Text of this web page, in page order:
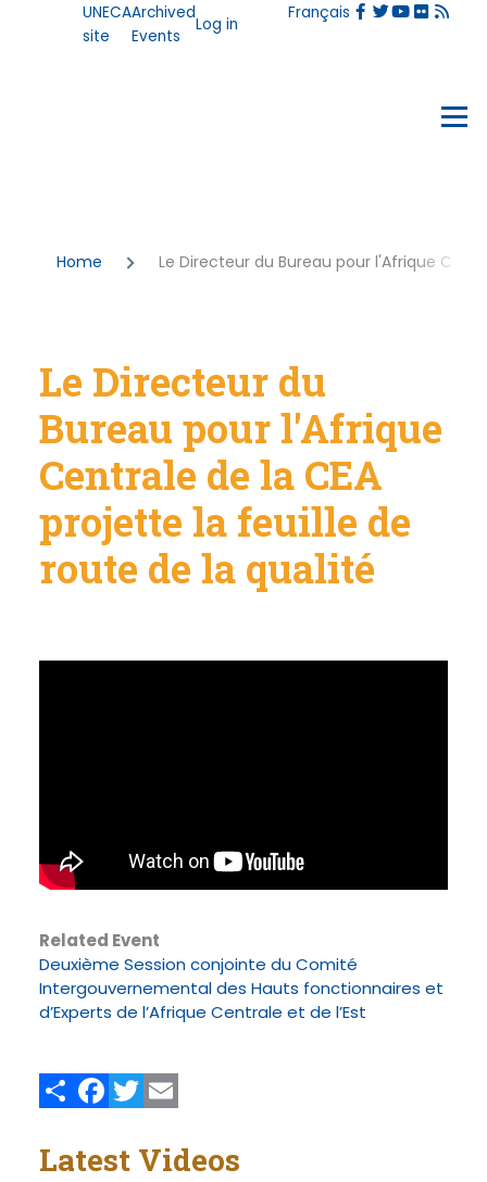
Skip to main content
User
account
UNECA
site
Archived
Events
Log in
Français
Menu
Breadcrumb
Home Le Directeur du Bureau pour l'Afrique
Le Directeur du
Bureau pour l'Afrique
Centrale de la CEA
projette la feuille de
route de la qualité
Related Event
Deuxième Session conjointe du Comité
Intergouvernemental des Hauts fonctionnaires et
d’Experts de l’Afrique Centrale et de l’Est
Latest Videos